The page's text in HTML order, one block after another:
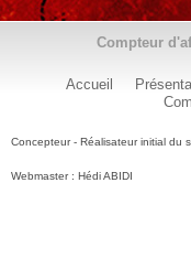
Compteur
Accueil
Concepteur - Réalisateur initial du
Webmaster : Hédi ABIDI